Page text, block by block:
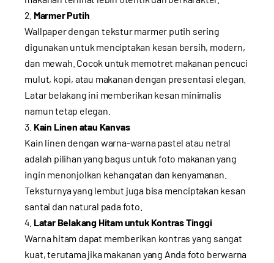
Marmer Putih
Wallpaper dengan tekstur marmer putih sering
digunakan untuk menciptakan kesan bersih, modern,
dan mewah. Cocok untuk memotret makanan pencuci
mulut, kopi, atau makanan dengan presentasi elegan.
Latar belakang ini memberikan kesan minimalis
namun tetap elegan.
Kain Linen atau Kanvas
Kain linen dengan warna-warna pastel atau netral
adalah pilihan yang bagus untuk foto makanan yang
ingin menonjolkan kehangatan dan kenyamanan.
Teksturnya yang lembut juga bisa menciptakan kesan
santai dan natural pada foto.
Latar Belakang Hitam untuk Kontras Tinggi
Warna hitam dapat memberikan kontras yang sangat
kuat, terutama jika makanan yang Anda foto berwarna